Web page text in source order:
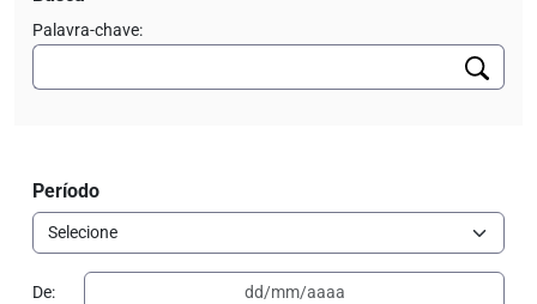
Palavra-chave:
Período
De: